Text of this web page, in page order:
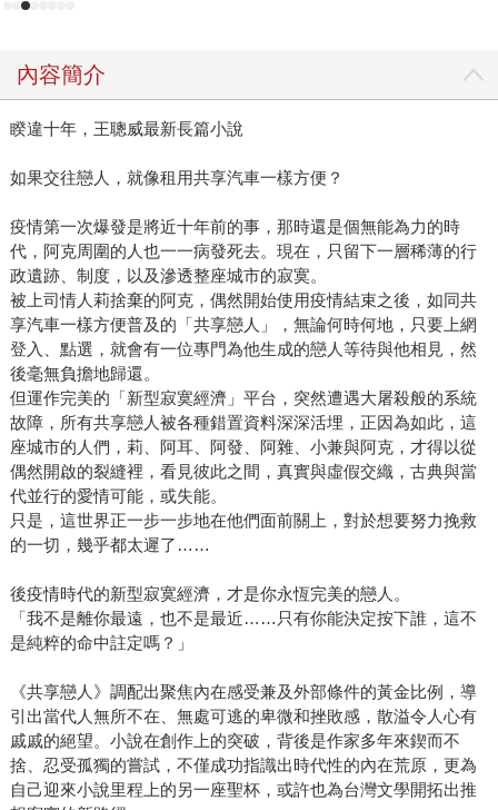
內容簡介
睽違十年，王聰威最新長篇小說
如果交往戀人，就像租用共享汽車一樣方便？
疫情第一次爆發是將近十年前的事，那時還是個無能為力的時
代，阿克周圍的人也一一病發死去。現在，只留下一層稀薄的行
政遺跡、制度，以及滲透整座城市的寂寞。
被上司情人莉捨棄的阿克，偶然開始使用疫情結束之後，如同共
享汽車一樣方便普及的「共享戀人」，無論何時何地，只要上網
登入、點選，就會有一位專門為他生成的戀人等待與他相見，然
後毫無負擔地歸還。
但運作完美的「新型寂寞經濟」平台，突然遭遇大屠殺般的系統
故障，所有共享戀人被各種錯置資料深深活埋，正因為如此，這
座城市的人們，莉、阿耳、阿發、阿雜、小兼與阿克，才得以從
偶然開啟的裂縫裡，看見彼此之間，真實與虛假交織，古典與當
代並行的愛情可能，或失能。
只是，這世界正一步一步地在他們面前關上，對於想要努力挽救
的一切，幾乎都太遲了……
後疫情時代的新型寂寞經濟，才是你永恆完美的戀人。
「我不是離你最遠，也不是最近……只有你能決定按下誰，這不
是純粹的命中註定嗎？」
《共享戀人》調配出聚焦內在感受兼及外部條件的黃金比例，導
引出當代人無所不在、無處可逃的卑微和挫敗感，散溢令人心有
戚戚的絕望。小說在創作上的突破，背後是作家多年來鍥而不
捨、忍受孤獨的嘗試，不僅成功指識出時代性的內在荒原，更為
自己迎來小說里程上的另一座聖杯，或許也為台灣文學開拓出推